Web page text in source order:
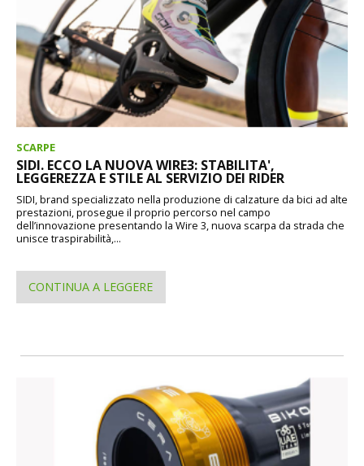
SCARPE
SIDI. ECCO LA NUOVA WIRE3: STABILITA',
LEGGEREZZA E STILE AL SERVIZIO DEI RIDER
SIDI, brand specializzato nella produzione di calzature da bici ad alte
prestazioni, prosegue il proprio percorso nel campo
dell’innovazione presentando la Wire 3, nuova scarpa da strada che
unisce traspirabilità,...
CONTINUA A LEGGERE